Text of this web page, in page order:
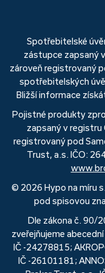
Spotřebitelské
zástupce zapsaný
zároveň registrovaný
spotřebitelských
Bližší informace
Pojistné produkty
zapsaný v registru
registrovaný pod
Trust, a.s. IČO:
© 2026 Hypo na míru
pod spisovou
Dle zákona č. 90/
zveřejňujeme
IČ -24278815;
IČ -26101181;